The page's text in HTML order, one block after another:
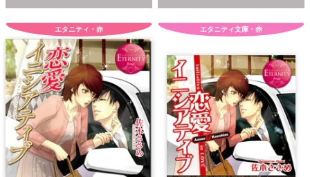
エタニティ・赤 エタニティ文庫・赤